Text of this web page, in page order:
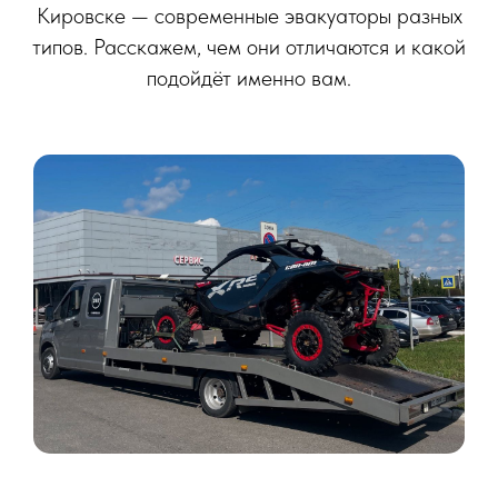
Кировске — современные эвакуаторы разных
типов. Расскажем, чем они отличаются и какой
подойдёт именно вам.